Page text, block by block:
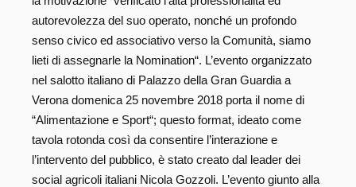
autorevolezza del suo operato, nonché un profondo
senso civico ed associativo verso la Comunità, siamo
lieti di assegnarle la Nomination“. L’evento organizzato
nel salotto italiano di Palazzo della Gran Guardia a
Verona domenica 25 novembre 2018 porta il nome di
“Alimentazione e Sport“; questo format, ideato come
tavola rotonda così da consentire l’interazione e
l’intervento del pubblico, è stato creato dal leader dei
social agricoli italiani Nicola Gozzoli. L’evento giunto alla